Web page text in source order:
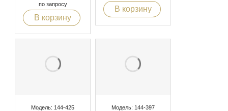
по запросу
В корзину
В корзину
Модель: 144-425 Модель: 144-397